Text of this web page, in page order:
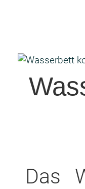
Das